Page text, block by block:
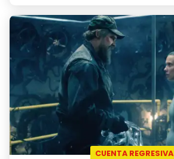
CUENTA REGRESIVA